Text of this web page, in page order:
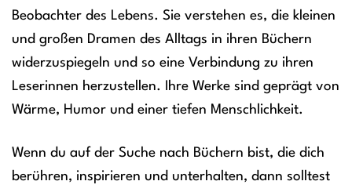
Beobachter des Lebens. Sie verstehen es, die kleinen
und großen Dramen des Alltags in ihren Büchern
widerzuspiegeln und so eine Verbindung zu ihren
Leserinnen herzustellen. Ihre Werke sind geprägt von
Wärme, Humor und einer tiefen Menschlichkeit.
Wenn du auf der Suche nach Büchern bist, die dich
berühren, inspirieren und unterhalten, dann solltest